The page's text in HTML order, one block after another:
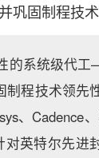
固制程技术
的系统级代
程技术领先
、Cadence
英特尔先进